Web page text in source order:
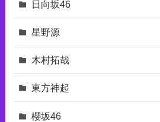
日向坂46
星野源
木村拓哉
東⽅神起
櫻坂46